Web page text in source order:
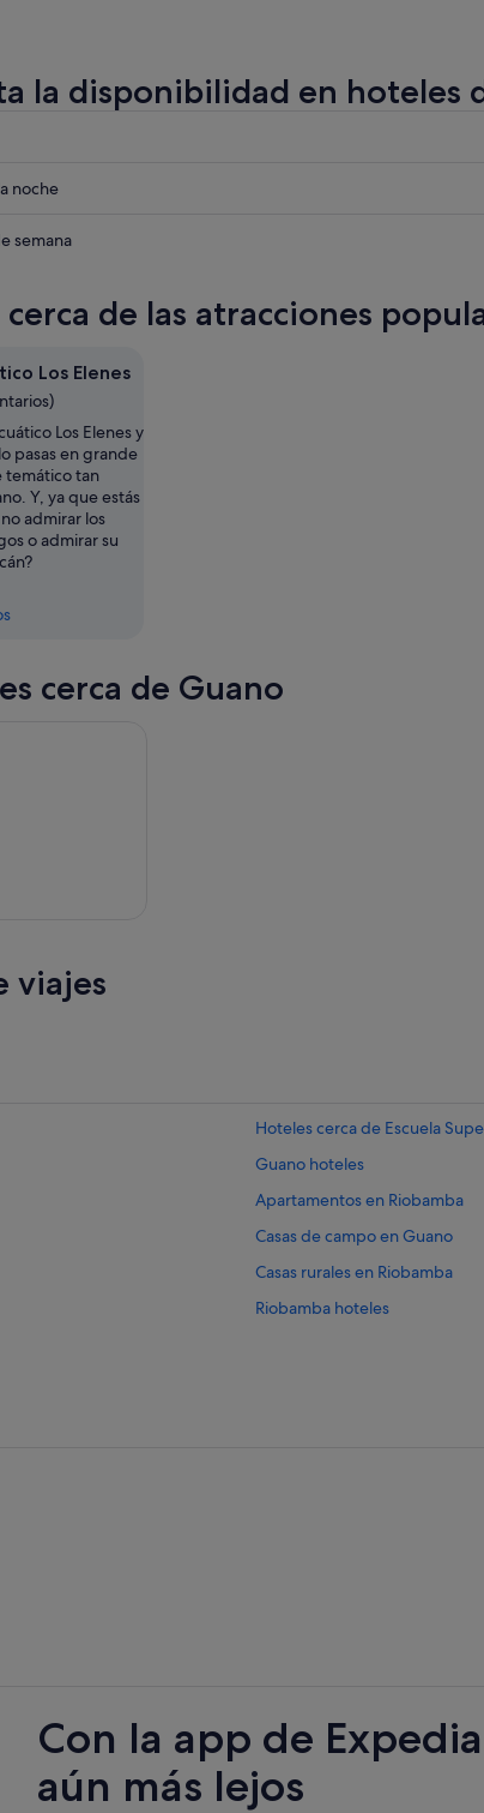
la disponibilidad en hoteles
noche
semana
de las atracciones
Los Elenes
Los Elenes y
pasas en grande
temático tan
Y, ya que estás
admirar los
o admirar su
cerca de Guano
viajes
Hoteles cerca de Escuela
Guano hoteles
Apartamentos en Riobamba
Casas de campo en Guano
Casas rurales en Riobamba
Riobamba hoteles
Con la app de
aún más lejos